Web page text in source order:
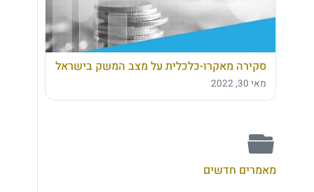
סקירה מאקרו-כלכלית על מצב המשק בישראל
מאי 30, 2022
מאמרים חדשים